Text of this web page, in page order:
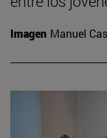
Imagen Manuel